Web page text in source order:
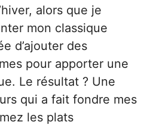
alors que je
mon classique
d’ajouter des
pour apporter une
Le résultat ? Une
qui a fait fondre mes
les plats